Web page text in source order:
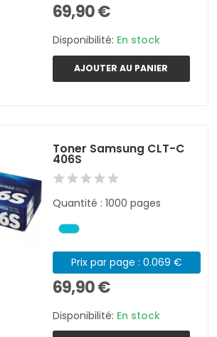
69,90 €
Disponibilité: En stock
AJOUTER AU PANIER
Toner Samsung CLT-C
406S
Quantité : 1000 pages
Prix par page : 0.069 €
69,90 €
Disponibilité: En stock